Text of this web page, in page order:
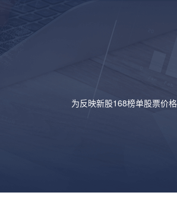
为反映新股168榜单股票价